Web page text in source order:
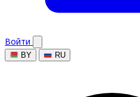
Войти
BY RU